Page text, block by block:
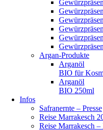
Argan-Produkte
Arganöl
BIO für
Arganöl
BIO 250ml
Infos
Safranernte – Presse
Reise Marrakesch
Reise Marrakesch –